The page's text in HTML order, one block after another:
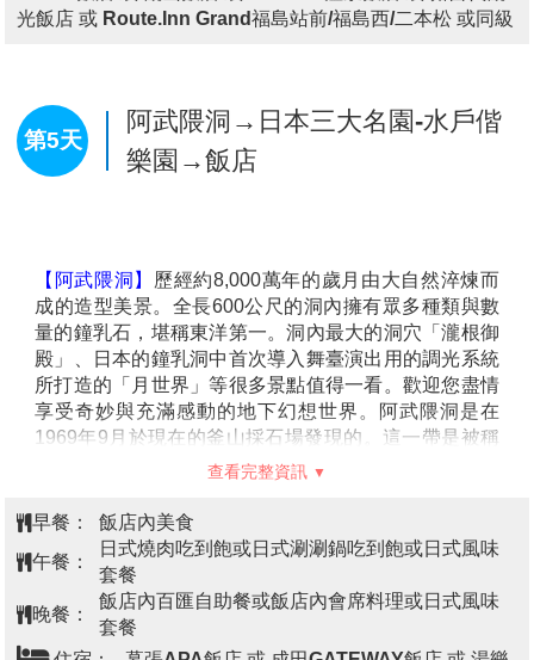
冬季最特殊的自然奇景，大約從每年的11月底到12月初
開始形成，在此時期雲粒霧冰隨著冬期東北季節風被帶
來，逐漸在針葉樹上著冰雪，1、2月期間，藏王冰原翠
綠的蒼松便完全為白雪包覆，或如人形、或形似野獸、
上搖身一變成奇幻世界，讓這奇異的樹冰絕景更帶點神
秘色彩。
※備註：如遇纜車故障、維修、或其他天候因素無法搭
乘時，每人退費3000日幣，敬請見諒。
※備註： 如遇藏王(山麓線)纜車預約額滿或人次管制而
無法搭乘，則改塔藏王(中央纜車) 觀賞霧冰或直接走下
一行程每人 退費3000日幣，不便之處敬請見諒。
★藏王樹冰一般在冬季從12月末~2月左右隨著寒冷的季
段，樹木逐漸被寒冷的水珠覆蓋凝結，形成樹冰；1月
份為成長期，逐漸形成蝦尾的形狀；2月份為成熟期，
樹冰開始大規模的成長，形成像怪物般的龐大，聳立山
林；3月份為衰退期，樹冰開始溶化，並期待下一個冬
天的來臨。
【雪樂園】帶領旅客前往體驗玩雪樂趣，這是在台灣感
查看完整資訊
早餐： 飯店內美食
午餐： 壽喜燒陶板定食或日式風味套餐
晚餐：
飯店內百匯自助餐或飯店內會席料理或日式風味
套餐
住宿：
那須溫泉 一萬亭 或 乃木溫泉飯店 或 東山溫泉
Mt.inn 飯店 或 觀山飯店 或 YUMORI溫泉飯店 或 豬苗代觀
光飯店 或 Route.Inn Grand福島站前/福島西/二本松 或同級
第5天
阿武隈洞→日本三大名園-水戶偕
樂園→飯店